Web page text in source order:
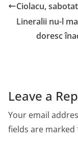
Ciolacu,
Lineralii nu-l
doresc
Leave a
Your email
fields are marked